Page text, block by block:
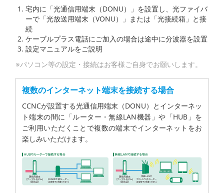
宅内に「光通信用端末（DONU）」を設置し、光ファイバ
ーで「光放送用端末（VONU）」または「光接続箱」と接
続
ケーブルプラス電話にご加入の場合は途中に分波器を設置
設定マニュアルをご説明
※パソコン等の設定・接続はお客様ご自身でお願いします。
複数のインターネット端末を接続する場合
CCNCが設置する光通信用端末（DONU）とインターネッ
ト端末の間に「ルーター・無線LAN機器」や「HUB」を
ご利用いただくことで複数の端末でインターネットをお
楽しみいただけます。